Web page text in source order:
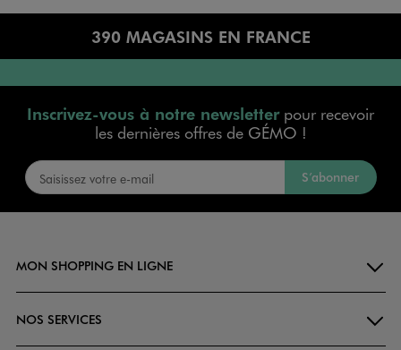
390 MAGASINS EN FRANCE
Inscrivez-vous à notre newsletterpour recevoir
les dernières offres de GÉMO !
S’abonner
MON SHOPPING EN LIGNE
NOS SERVICES